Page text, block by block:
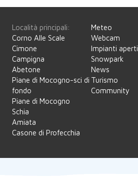
Località principali:
Corno Alle Scale
Cimone
Campigna
Abetone
Piane di Mocogno-sci di
fondo
Piane di Mocogno
Schia
Amiata
Casone di Profecchia
Meteo
Webcam
Impianti aperti
Snowpark
News
Turismo
Community